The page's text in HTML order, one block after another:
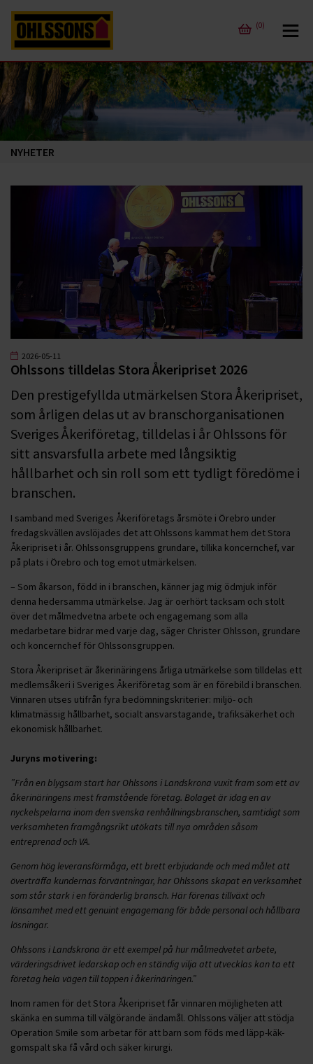
(0)
NYHETER
2026-05-11
Ohlssons tilldelas Stora Åkeripriset 2026
Den prestigefyllda utmärkelsen Stora Åkeripriset,
som årligen delas ut av branschorganisationen
Sveriges Åkeriföretag, tilldelas i år Ohlssons för
sitt ansvarsfulla arbete med långsiktig
hållbarhet och sin roll som ett tydligt föredöme i
branschen.
I samband med Sveriges Åkeriföretags årsmöte i Örebro under
fredagskvällen avslöjades det att Ohlssons kammat hem det Stora
Åkeripriset i år. Ohlssonsgruppens grundare, tillika koncernchef, var
på plats i Örebro och tog emot utmärkelsen.
– Som åkarson, född in i branschen, känner jag mig ödmjuk inför
denna hedersamma utmärkelse. Jag är oerhört tacksam och stolt
över det målmedvetna arbete och engagemang som alla
medarbetare bidrar med varje dag, säger Christer Ohlsson, grundare
och koncernchef för Ohlssonsgruppen.
Stora Åkeripriset är åkerinäringens årliga utmärkelse som tilldelas ett
medlemsåkeri i Sveriges Åkeriföretag som är en förebild i branschen.
Vinnaren utses utifrån fyra bedömningskriterier: miljö- och
klimatmässig hållbarhet, socialt ansvarstagande, trafiksäkerhet och
ekonomisk hållbarhet.
Juryns motivering:
”Från en blygsam start har Ohlssons i Landskrona vuxit fram som ett av
åkerinäringens mest framstående företag. Bolaget är idag en av
nyckelspelarna inom den svenska renhållningsbranschen, samtidigt som
verksamheten framgångsrikt utökats till nya områden såsom
entreprenad och VA.
Genom hög leveransförmåga, ett brett erbjudande och med målet att
överträffa kundernas förväntningar, har Ohlssons skapat en verksamhet
som står stark i en föränderlig bransch. Här förenas tillväxt och
lönsamhet med ett genuint engagemang för både personal och hållbara
lösningar.
Ohlssons i Landskrona är ett exempel på hur målmedvetet arbete,
värderingsdrivet ledarskap och en ständig vilja att utvecklas kan ta ett
företag hela vägen till toppen i åkerinäringen.”
Inom ramen för det Stora Åkeripriset får vinnaren möjligheten att
skänka en summa till välgörande ändamål. Ohlssons väljer att stödja
Operation Smile som arbetar för att barn som föds med läpp-käk-
gomspalt ska få vård och säker kirurgi.